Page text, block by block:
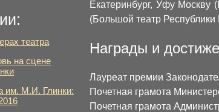
театра
на сцене
им. М.И. Глинки:
Екатеринбург, Уфу Москву
(Большой театр Республики
Награды и
Лауреат премии
Почетная грамота
Почетная грамота